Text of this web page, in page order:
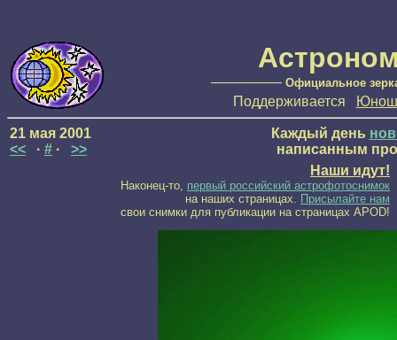
————— Официальное
Поддерживается
21 мая 2001
<< · # · >>
Каждый день
написанным
Наши идут!
Наконец-то, первый российский астрофотоснимок
на наших страницах. Присылайте нам
свои снимки для публикации на страницах APOD!